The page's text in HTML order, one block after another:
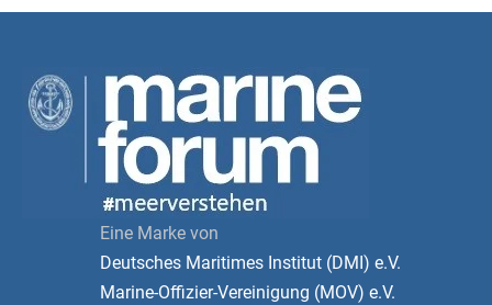
Eine Marke von
Deutsches Maritimes Institut (DMI) e.V.
Marine-Offizier-Vereinigung (MOV) e.V.